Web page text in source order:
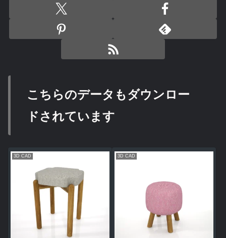
こちらのデータもダウンロー
ドされています
3D CAD 3D CAD